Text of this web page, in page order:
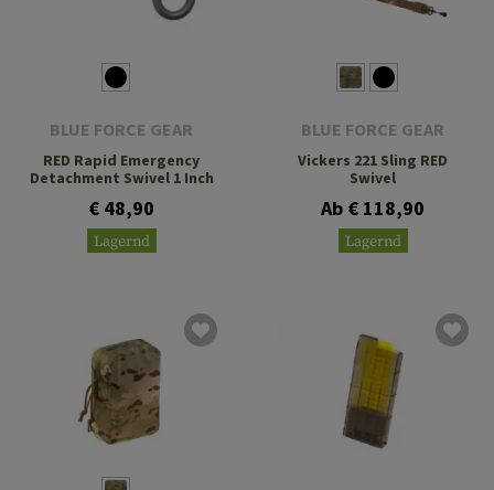
BLUE FORCE GEAR
RED Rapid Emergency
Detachment Swivel 1 Inch
€ 48,90
Lagernd
BLUE FORCE GEAR
Vickers 221 Sling RED
Swivel
Ab € 118,90
Lagernd